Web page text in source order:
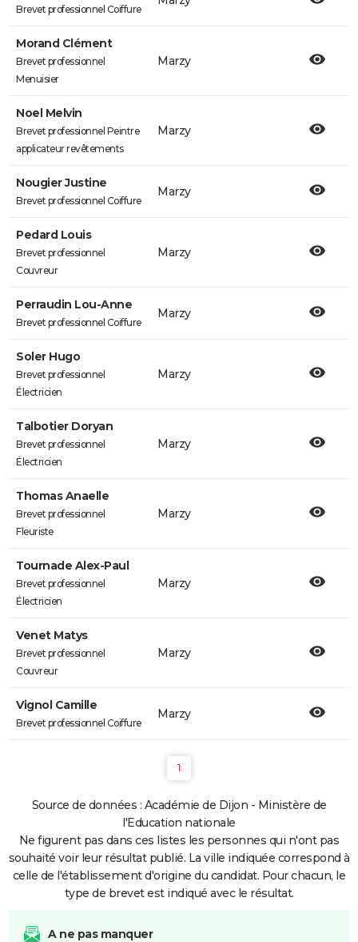
Brevet professionnel Coiffure
Morand Clément
Brevet professionnel
Menuisier
Marzy
Noel Melvin
Brevet professionnel Peintre
applicateur revêtements
Marzy
Nougier Justine
Brevet professionnel Coiffure
Marzy
Pedard Louis
Brevet professionnel
Couvreur
Marzy
Perraudin Lou-Anne
Brevet professionnel Coiffure
Marzy
Soler Hugo
Brevet professionnel
Électricien
Marzy
Talbotier Doryan
Brevet professionnel
Électricien
Marzy
Thomas Anaelle
Brevet professionnel
Fleuriste
Marzy
Tournade Alex-Paul
Brevet professionnel
Électricien
Marzy
Venet Matys
Brevet professionnel
Couvreur
Marzy
Vignol Camille
Brevet professionnel Coiffure
Marzy
1
Source de données : Académie de Dijon - Ministère de
l'Education nationale
Ne figurent pas dans ces listes les personnes qui n'ont pas
souhaité voir leur résultat publié. La ville indiquée correspond à
celle de l'établissement d'origine du candidat. Pour chacun, le
type de brevet est indiqué avec le résultat.
A ne pas manquer